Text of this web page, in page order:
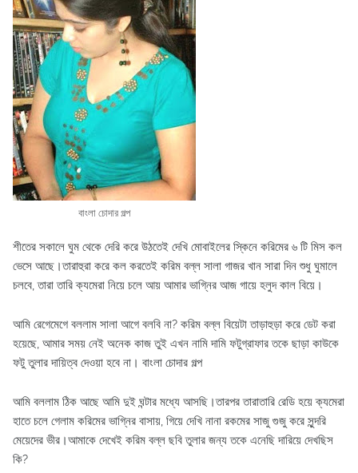
বাংলা চোদার গল্প
শীতের সকালে ঘুম থেকে দেরি করে উঠতেই দেখি মোবাইলের স্কিনে করিমের ৬ টি মিস কল
ভেসে আছে।তারাহুরা করে কল করতেই করিম বল্ল সালা গাজর খান সারা দিন শুধু ঘুমালে
চলবে, তারা তারি ক্যমেরা নিয়ে চলে আয় আমার ভাগ্নির আজ গায়ে হলুদ কাল বিয়ে।
আমি রেগেমেগে বললাম সালা আগে বলবি না? করিম বল্ল বিয়েটা তাড়াহুড়া করে ডেট করা
হয়েছে, আমার সময় নেই অনেক কাজ তুই এখন নামি দামি ফটুগ্রাফার তকে ছাড়া কাউকে
ফটু তুলার দায়িত্ব দেওয়া হবে না। বাংলা চোদার গল্প
আমি বললাম ঠিক আছে আমি দুই ঘন্টার মধ্যে আসছি।তারপর তারাতারি রেডি হয়ে ক্যমেরা
হাতে চলে গেলাম করিমের ভাগ্নির বাসায়, গিয়ে দেখি নানা রকমের সাজু গুজু করে সুন্দরি
মেয়েদের ভীর।আমাকে দেখেই করিম বল্ল ছবি তুলার জন্য তকে এনেছি দারিয়ে দেখছিস
কি?